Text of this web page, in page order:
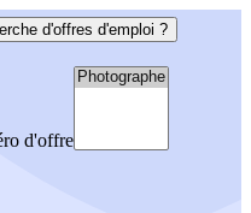
d'offres d'emploi ?
d'offre